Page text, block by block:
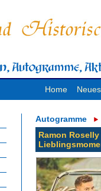
Home Neues
Autogramme
Ramon